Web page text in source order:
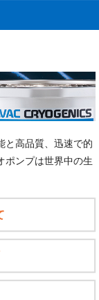
と高品質、迅速で的
ポンプは世界中の生